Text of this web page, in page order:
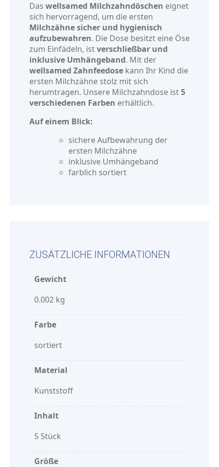
Das wellsamed Milchzahndöschen eignet
sich hervorragend, um die ersten
Milchzähne sicher und hygienisch
aufzubewahren. Die Dose besitzt eine Öse
zum Einfädeln, istverschließbar und
inklusive Umhängeband. Mit der
wellsamed Zahnfeedose kann Ihr Kind die
ersten Milchzähne stolz mit sich
herumtragen. Unsere Milchzahndose ist5
verschiedenen Farben erhältlich.
Auf einem Blick:
sichere Aufbewahrung der
ersten Milchzähne
inklusive Umhängeband
farblich sortiert
ZUSÄTZLICHE INFORMATIONEN
Gewicht
0.002 kg
Farbe
sortiert
Material
Kunststoff
Inhalt
5 Stück
Größe